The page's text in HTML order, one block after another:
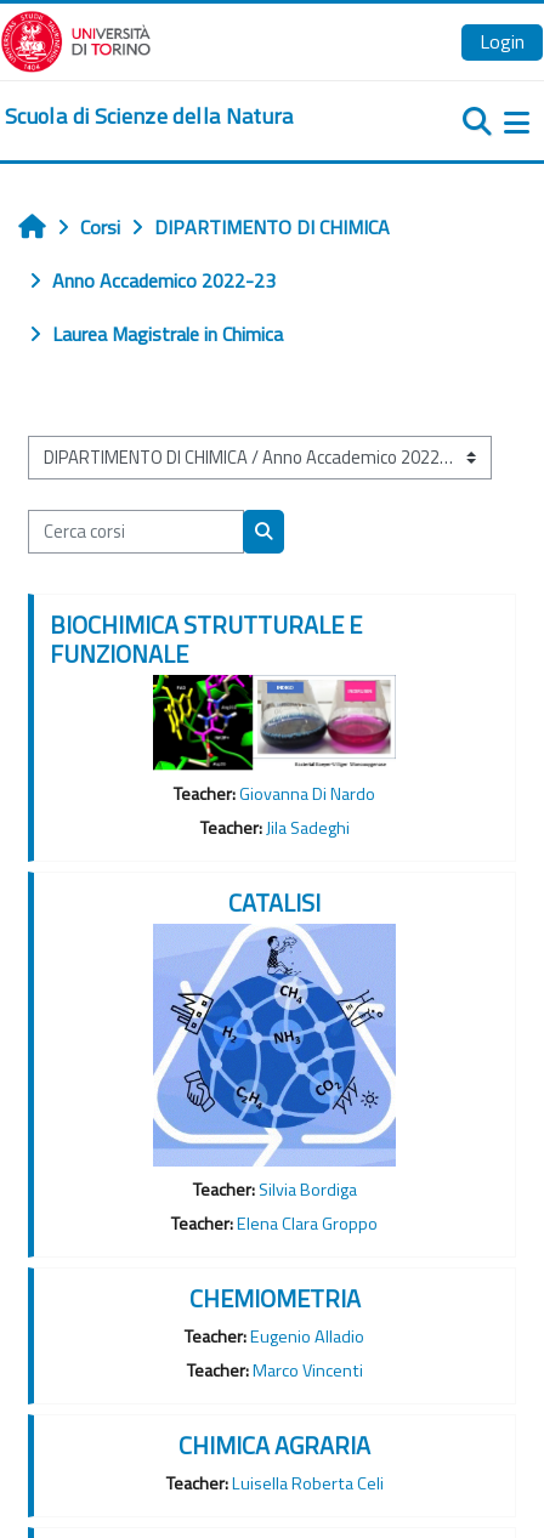
Vai al contenuto principale
Login
Scuola di Scienze della Natura
Home
Corsi
DIPARTIMENTO DI CHIMICA
Anno Accademico 2022-23
Laurea Magistrale in Chimica
Categorie di corso
Cerca corsi
Cerca corsi
BIOCHIMICA STRUTTURALE E
FUNZIONALE
Teacher:Giovanna Di Nardo
Teacher:Jila Sadeghi
CATALISI
Teacher:Silvia Bordiga
Teacher:Elena Clara Groppo
CHEMIOMETRIA
Teacher:Eugenio Alladio
Teacher:Marco Vincenti
CHIMICA AGRARIA
Teacher:Luisella Roberta Celi